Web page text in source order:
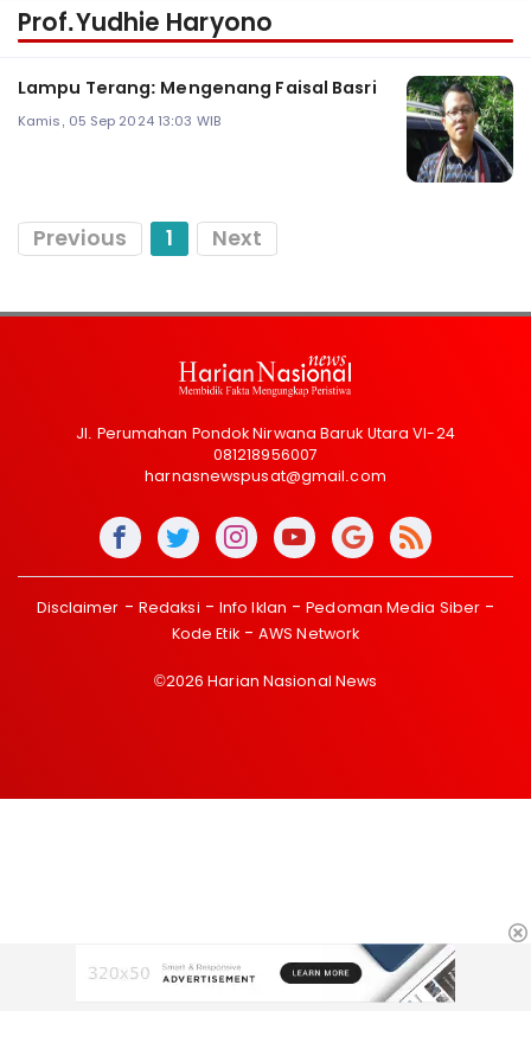
Prof.Yudhie Haryono
Lampu Terang: Mengenang Faisal Basri
Kamis, 05 Sep 2024 13:03 WIB
Previous 1 Next
Jl. Perumahan Pondok Nirwana Baruk Utara VI-24
081218956007
harnasnewspusat@gmail.com
Disclaimer Redaksi Info Iklan
Pedoman Media Siber
Kode Etik
AWS Network
©2026 Harian Nasional News